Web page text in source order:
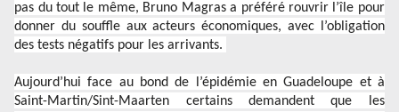
pas du tout le même, Bruno Magras a préféré rouvrir l’île pour
donner du souffle aux acteurs économiques, avec l’obligation
des tests négatifs pour les arrivants.
Aujourd’hui face au bond de l’épidémie en Guadeloupe et à
Saint-Martin/Sint-Maarten certains demandent que les